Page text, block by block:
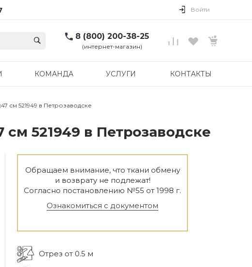
Войти
8 (800) 200-38-25
(интернет-магазин)
КОМАНДА УСЛУГИ КОНТАКТЫ
см 521949 в Петрозаводске
521949 в Петрозаводске
Обращаем внимание, что ткани обмену
и возврату не подлежат!
Согласно постановлению №55 от 1998 г.
Ознакомиться с документом
Отрез от 0.5 м